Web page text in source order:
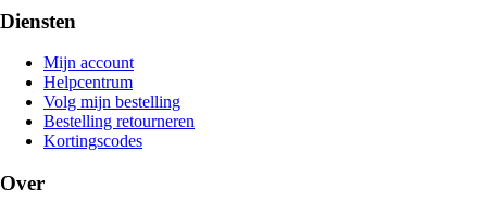
Diensten
Mijn account
Helpcentrum
Volg mijn bestelling
Bestelling retourneren
Kortingscodes
Over